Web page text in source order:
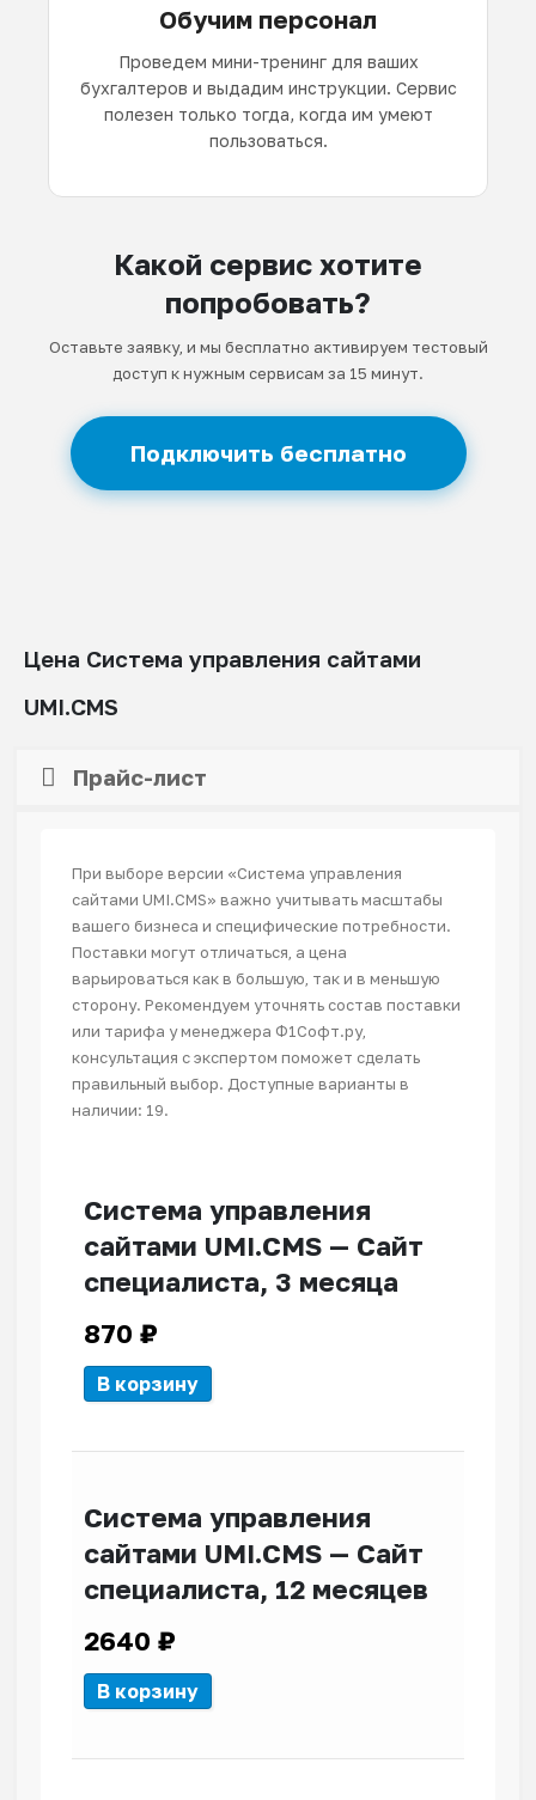
Обучим персонал
Проведем мини-тренинг для ваших
бухгалтеров и выдадим инструкции. Сервис
полезен только тогда, когда им умеют
пользоваться.
Какой сервис хотите
попробовать?
Оставьте заявку, и мы бесплатно активируем тестовый
доступ к нужным сервисам за 15 минут.
Подключить бесплатно
Цена Система управления сайтами
UMI.CMS
Прайс-лист
При выборе версии «Система управления
сайтами UMI.CMS» важно учитывать масштабы
вашего бизнеса и специфические потребности.
Поставки могут отличаться, а цена
варьироваться как в большую, так и в меньшую
сторону. Рекомендуем уточнять состав поставки
или тарифа у менеджера Ф1Софт.ру,
консультация с экспертом поможет сделать
правильный выбор. Доступные варианты в
наличии: 19.
Система управления
сайтами UMI.CMS — Сайт
специалиста, 3 месяца
870 ₽
В корзину
Система управления
сайтами UMI.CMS — Сайт
специалиста, 12 месяцев
2640 ₽
В корзину